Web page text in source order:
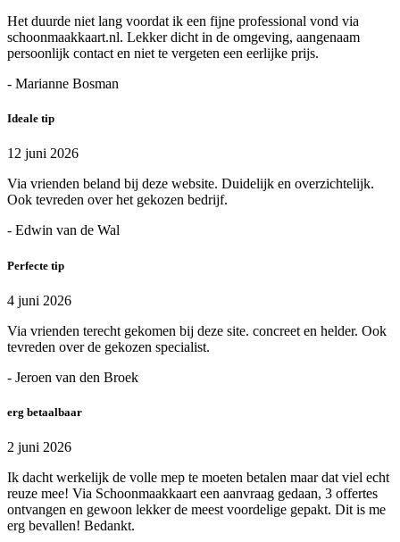
Het duurde niet lang voordat ik een fijne professional vond via
schoonmaakkaart.nl. Lekker dicht in de omgeving, aangenaam
persoonlijk contact en niet te vergeten een eerlijke prijs.
- Marianne Bosman
Ideale tip
12 juni 2026
Via vrienden beland bij deze website. Duidelijk en overzichtelijk.
Ook tevreden over het gekozen bedrijf.
- Edwin van de Wal
Perfecte tip
4 juni 2026
Via vrienden terecht gekomen bij deze site. concreet en helder. Ook
tevreden over de gekozen specialist.
- Jeroen van den Broek
erg betaalbaar
2 juni 2026
Ik dacht werkelijk de volle mep te moeten betalen maar dat viel echt
reuze mee! Via Schoonmaakkaart een aanvraag gedaan, 3 offertes
ontvangen en gewoon lekker de meest voordelige gepakt. Dit is me
erg bevallen! Bedankt.